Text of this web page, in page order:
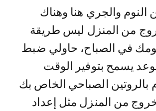
النوم والجري هنا وهناك
من المنزل ليس طريقة
في الصباح، حاولي ضبط
يسمح بتوفير الوقت
بالروتين الصباحي الخاص بك
من المنزل مثل إعداد